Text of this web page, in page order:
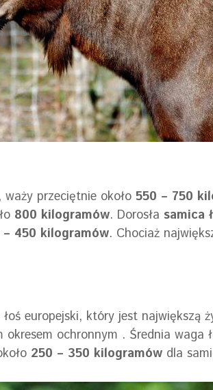
przeciętnie około 550 – 750
800 kilogramów. Dorosła samica
– 450 kilogramów. Chociaż
europejski, który jest największą
ochronnym . Średnia waga
250 – 350 kilogramów dla